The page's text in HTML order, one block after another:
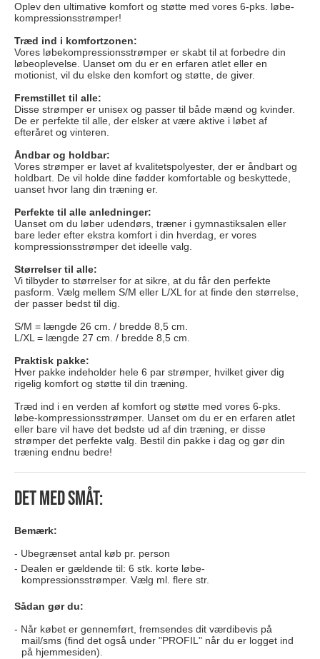
Oplev den ultimative komfort og støtte med vores 6-pks. løbe-
kompressionsstrømper!
Træd ind i komfortzonen:
Vores løbekompressionsstrømper er skabt til at forbedre din
løbeoplevelse. Uanset om du er en erfaren atlet eller en
motionist, vil du elske den komfort og støtte, de giver.
Fremstillet til alle:
Disse strømper er unisex og passer til både mænd og kvinder.
De er perfekte til alle, der elsker at være aktive i løbet af
efteråret og vinteren.
Åndbar og holdbar:
Vores strømper er lavet af kvalitetspolyester, der er åndbart og
holdbart. De vil holde dine fødder komfortable og beskyttede,
uanset hvor lang din træning er.
Perfekte til alle anledninger:
Uanset om du løber udendørs, træner i gymnastiksalen eller
bare leder efter ekstra komfort i din hverdag, er vores
kompressionsstrømper det ideelle valg.
Størrelser til alle:
Vi tilbyder to størrelser for at sikre, at du får den perfekte
pasform. Vælg mellem S/M eller L/XL for at finde den størrelse,
der passer bedst til dig.
S/M = længde 26 cm. / bredde 8,5 cm.
L/XL = længde 27 cm. / bredde 8,5 cm.
Praktisk pakke:
Hver pakke indeholder hele 6 par strømper, hvilket giver dig
rigelig komfort og støtte til din træning.
Træd ind i en verden af komfort og støtte med vores 6-pks.
løbe-kompressionsstrømper. Uanset om du er en erfaren atlet
eller bare vil have det bedste ud af din træning, er disse
strømper det perfekte valg. Bestil din pakke i dag og gør din
træning endnu bedre!
Det med småt:
Bemærk:
Ubegrænset antal køb pr. person
Dealen er gældende til: 6 stk. korte løbe-
kompressionsstrømper. Vælg ml. flere str.
Sådan gør du:
Når købet er gennemført, fremsendes dit værdibevis på
mail/sms (find det også under "PROFIL" når du er logget ind
på hjemmesiden).